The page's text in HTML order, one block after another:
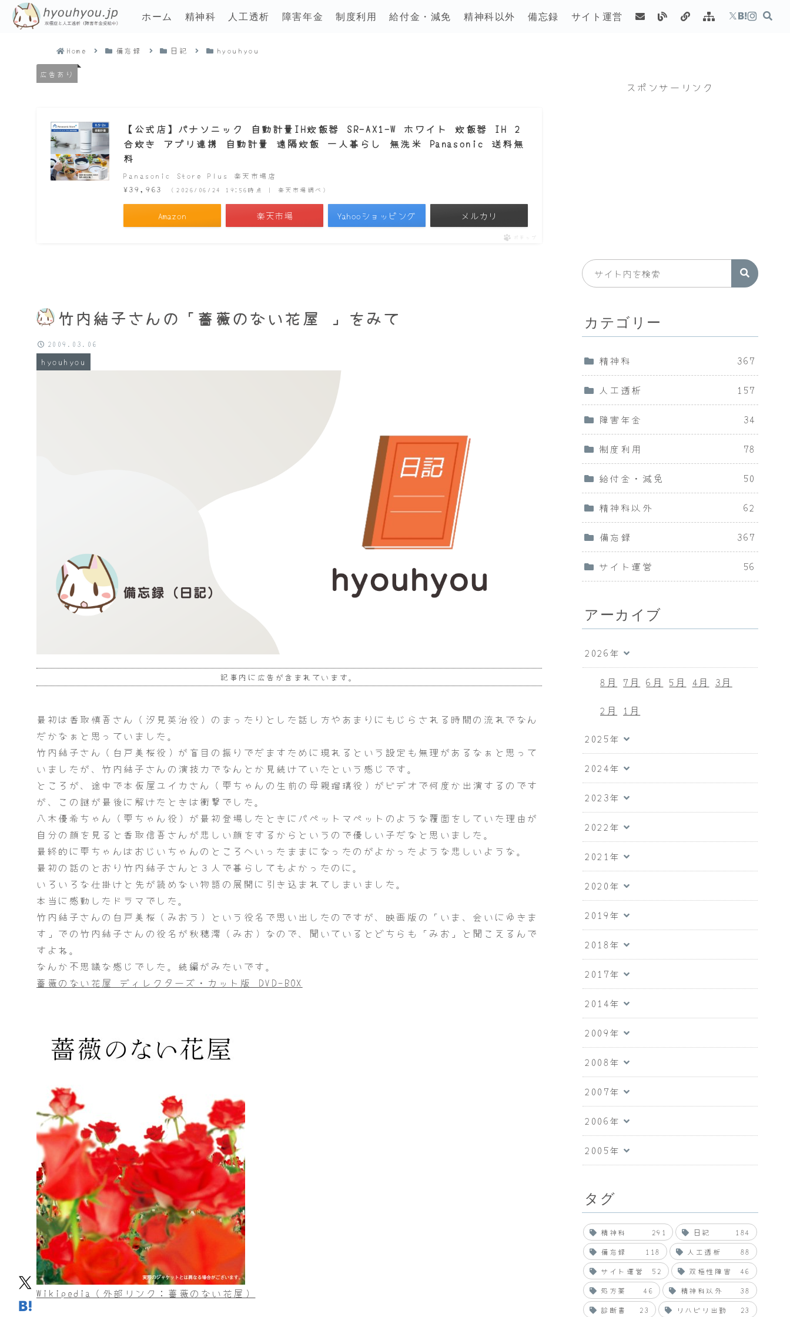
ホーム 精神科 人工透析 障害年金 制度利用 給付金・減免 精神科以外 備忘録 サイト運営
Home 備忘録 日記 hyouhyou
広告あり
竹内結子さんの「薔薇のない花屋 」をみて
hyouhyou
2009.03.06
記事内に広告が含まれています。
【公式店】パナソニック 自動計量IH炊飯器 SR-AX1-W ホワイト 炊飯器 IH 2
合炊き アプリ連携 自動計量 遠隔炊飯 一人暮らし 無洗米 Panasonic 送料無
料
Panasonic Store Plus 楽天市場店
¥39,963 （2026/06/24 19:56時点 | 楽天市場調べ）
Amazon 楽天市場 Yahooショッピング メルカリ
ポチップ
最初は香取慎吾さん（汐見英治役）のまったりとした話し方やあまりにもじらされる時間の流れでなん
だかなぁと思っていました。
竹内結子さん（白戸美桜役）が盲目の振りでだますために現れるという設定も無理があるなぁと思って
いましたが、竹内結子さんの演技力でなんとか見続けていたという感じです。
ところが、途中で本仮屋ユイカさん（雫ちゃんの生前の母親瑠璃役）がビデオで何度か出演するのです
が、この謎が最後に解けたときは衝撃でした。
八木優希ちゃん（雫ちゃん役）が最初登場したときにパペットマペットのような覆面をしていた理由が
自分の顔を見ると香取信吾さんが悲しい顔をするからというので優しい子だなと思いました。
最終的に雫ちゃんはおじいちゃんのところへいったままになったのがよかったような悲しいような。
最初の話のとおり竹内結子さんと３人で暮らしてもよかったのに。
いろいろな仕掛けと先が読めない物語の展開に引き込まれてしまいました。
本当に感動したドラマでした。
竹内結子さんの白戸美桜（みおう）という役名で思い出したのですが、映画版の「いま、会いにゆきま
す」での竹内結子さんの役名が秋穂澪（みお）なので、聞いているとどちらも「みお」と聞こえるんで
すよね。
なんか不思議な感じでした。続編がみたいです。
薔薇のない花屋 ディレクターズ・カット版 DVD-BOX
Wikipedia（外部リンク：薔薇のない花屋）
スポンサーリンク
カテゴリー
精神科 367
人工透析 157
障害年金 34
制度利用 78
給付金・減免 50
精神科以外 62
備忘録 367
サイト運営 56
アーカイブ
2026年
8月 7月 6月 5月 4月
3月
2月
1月
2025年
2024年
2023年
2022年
2021年
2020年
2019年
2018年
2017年
2014年
2009年
2008年
2007年
2006年
2005年
タグ
精神科 291 日記
184
備忘録
118 人工透析
88
サイト運営
52 双極性障害
46
処方薬
46 精神科以外
38
診断書
23 リハビリ出勤
23